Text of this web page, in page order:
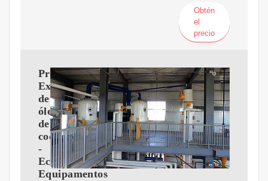
Obtén
el
precio
Prensa
Extratora
de
óleo
de
coco
-
Ecirtec
Equipamentos